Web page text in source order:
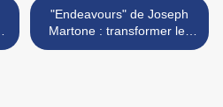
"Endeavours" de Joseph
Martone : transformer les
références en une véritable